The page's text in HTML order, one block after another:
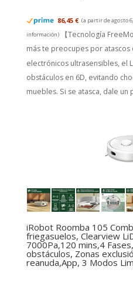
86,45 € (a partir de agosto
información)
【Tecnología
más te preocupes por atascos
electrónicos ultrasensibles, el
obstáculos en 6D, evitando
muebles. Si se atasca, dale un
iRobot Roomba 105
friegasuelos, Clearview
7000Pa,120 mins,4
obstáculos, Zonas
reanuda,App, 3 Modos